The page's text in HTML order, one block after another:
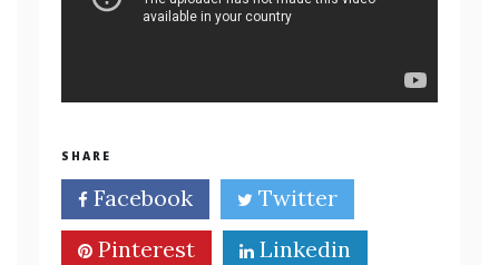
SHARE
Facebook
Twitter
Pinterest
Linkedin